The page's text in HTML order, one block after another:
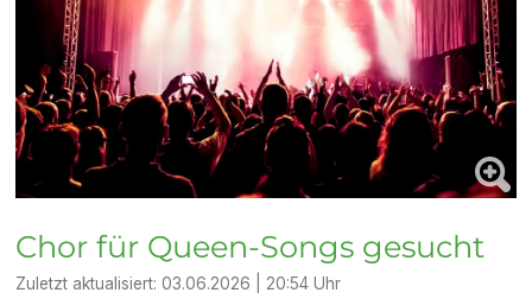
Chor für Queen-Songs gesucht
Zuletzt aktualisiert:03.06.2026 | 20:54 Uhr